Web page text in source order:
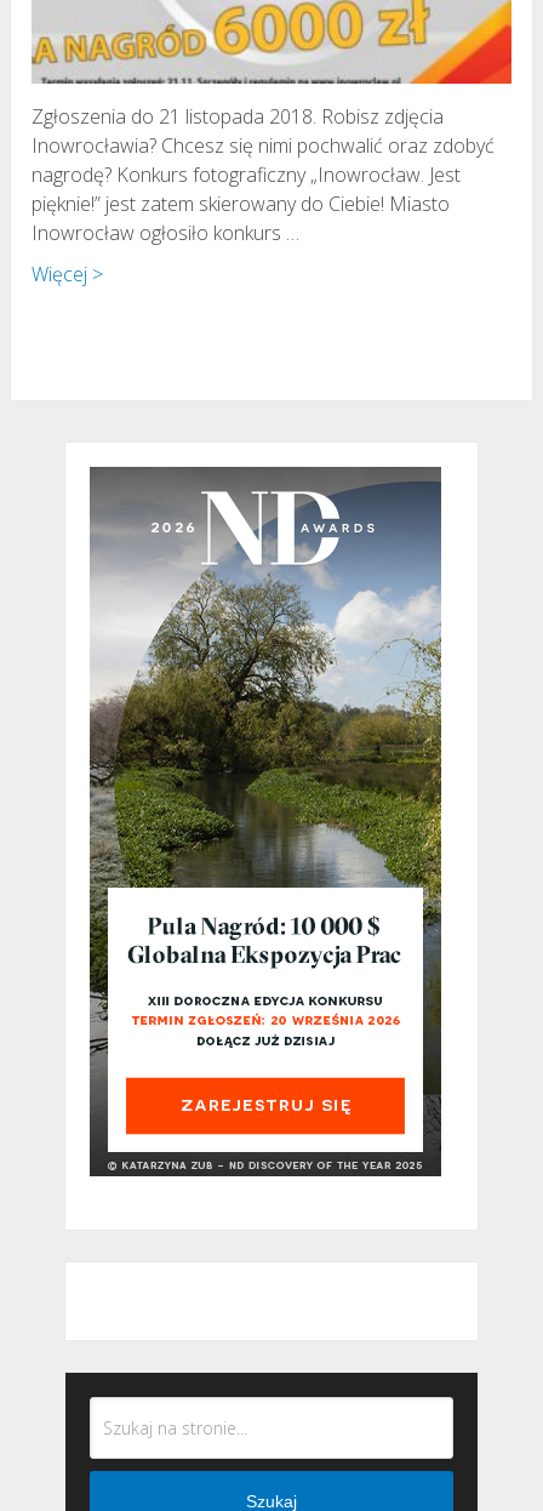
Zgłoszenia do 21 listopada 2018. Robisz zdjęcia
Inowrocławia? Chcesz się nimi pochwalić oraz zdobyć
nagrodę? Konkurs fotograficzny „Inowrocław. Jest
pięknie!” jest zatem skierowany do Ciebie! Miasto
Inowrocław ogłosiło konkurs …
Więcej >
Szukaj